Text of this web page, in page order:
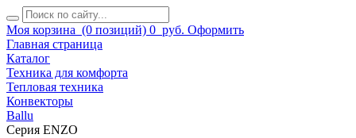
Моя корзина (0 позиций) 0 руб. Оформить
Главная страница
Каталог
Техника для комфорта
Тепловая техника
Конвекторы
Ballu
Серия ENZO